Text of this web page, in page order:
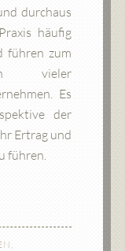
durchaus
häufig
führen zum
vieler
Es
der
Ertrag und
führen.
,